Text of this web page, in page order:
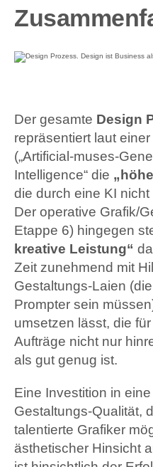
Der gesamte Design
repräsentiert laut
(„Artificial-muses-
Intelligence“ die
die durch eine KI
Der operative Grafik/
Etappe 6) hingegen
kreative Leistung“
Zeit zunehmend mit
Gestaltungs-Laien
Prompter sein
umsetzen lässt, die
Aufträge nicht nur
als gut genug ist.
Eine Investition in
Gestaltungs-Qualität,
talentierte Grafiker
ästhetischer Hinsicht